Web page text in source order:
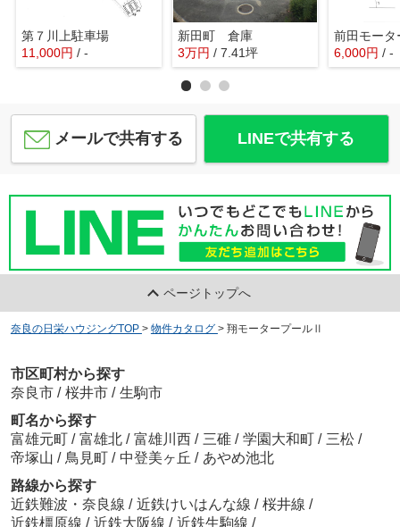
第７川上駐車場
11,000円 / -
新田町 倉庫
3万円 / 7.41坪 6,000円 / -
メールで共有する LINEで共有する
ページトップへ
奈良の日栄ハウジングTOP > 物件カタログ > 翔モータープールⅡ
市区町村から探す
奈良市 / 桜井市 / 生駒市
町名から探す
富雄元町 / 富雄北 / 富雄川西 / 三碓 / 学園大和町 / 三松 /
帝塚山 / 鳥見町 / 中登美ヶ丘 / あやめ池北
路線から探す
近鉄難波・奈良線 / 近鉄けいはんな線 / 桜井線 /
近鉄橿原線 / 近鉄大阪線 / 近鉄生駒線 /